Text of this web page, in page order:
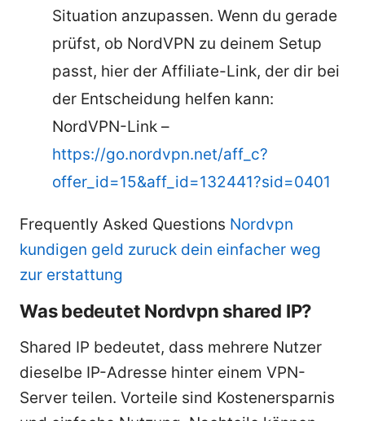
Situation anzupassen. Wenn du gerade
prüfst, ob NordVPN zu deinem Setup
passt, hier der Affiliate-Link, der dir bei
der Entscheidung helfen kann:
NordVPN-Link –
https://go.nordvpn.net/aff_c?
offer_id=15&aff_id=132441?sid=0401
Frequently Asked Questions Nordvpn
kundigen geld zuruck dein einfacher weg
zur erstattung
Was bedeutet Nordvpn shared IP?
Shared IP bedeutet, dass mehrere Nutzer
dieselbe IP-Adresse hinter einem VPN-
Server teilen. Vorteile sind Kostenersparnis